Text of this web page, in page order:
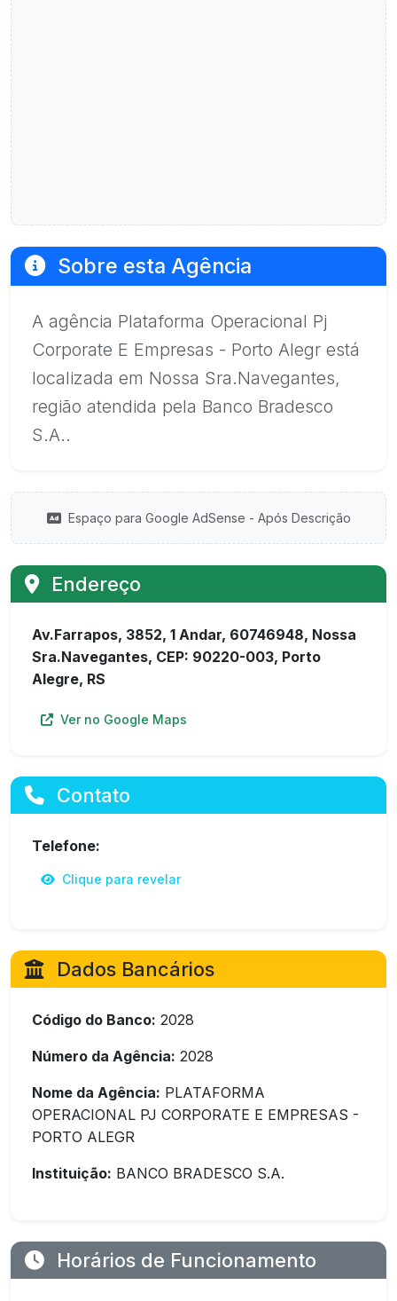
Sobre esta Agência
A agência Plataforma Operacional Pj
Corporate E Empresas - Porto Alegr está
localizada em Nossa Sra.Navegantes,
região atendida pela Banco Bradesco
S.A..
Espaço para Google AdSense - Após Descrição
Endereço
Av.Farrapos, 3852, 1 Andar, 60746948, Nossa
Sra.Navegantes, CEP: 90220-003, Porto
Alegre, RS
Ver no Google Maps
Contato
Telefone:
Clique para revelar
Dados Bancários
Código do Banco: 2028
Número da Agência: 2028
Nome da Agência: PLATAFORMA
OPERACIONAL PJ CORPORATE E EMPRESAS -
PORTO ALEGR
Instituição: BANCO BRADESCO S.A.
Horários de Funcionamento